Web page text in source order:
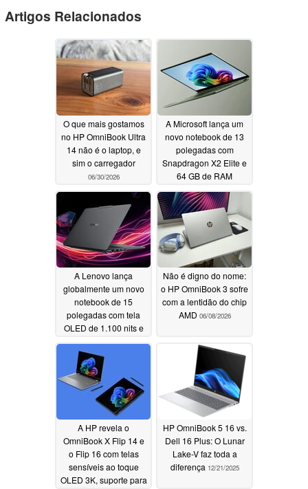
Artigos Relacionados
O que mais gostamos
no HP OmniBook Ultra
14 não é o laptop, e
sim o carregador
06/30/2026
A Microsoft lança um
novo notebook de 13
polegadas com
Snapdragon X2 Elite e
64 GB de RAM
06/17/2026
A Lenovo lança
globalmente um novo
notebook de 15
polegadas com tela
OLED de 1.100 nits e
06/15/2026
Não é digno do nome:
o HP OmniBook 3 sofre
com a lentidão do chip
AMD 06/08/2026
A HP revela o
OmniBook X Flip 14 e
o Flip 16 com telas
sensíveis ao toque
OLED 3K, suporte para
HP OmniBook 5 16 vs.
Dell 16 Plus: O Lunar
Lake-V faz toda a
diferença 12/21/2025